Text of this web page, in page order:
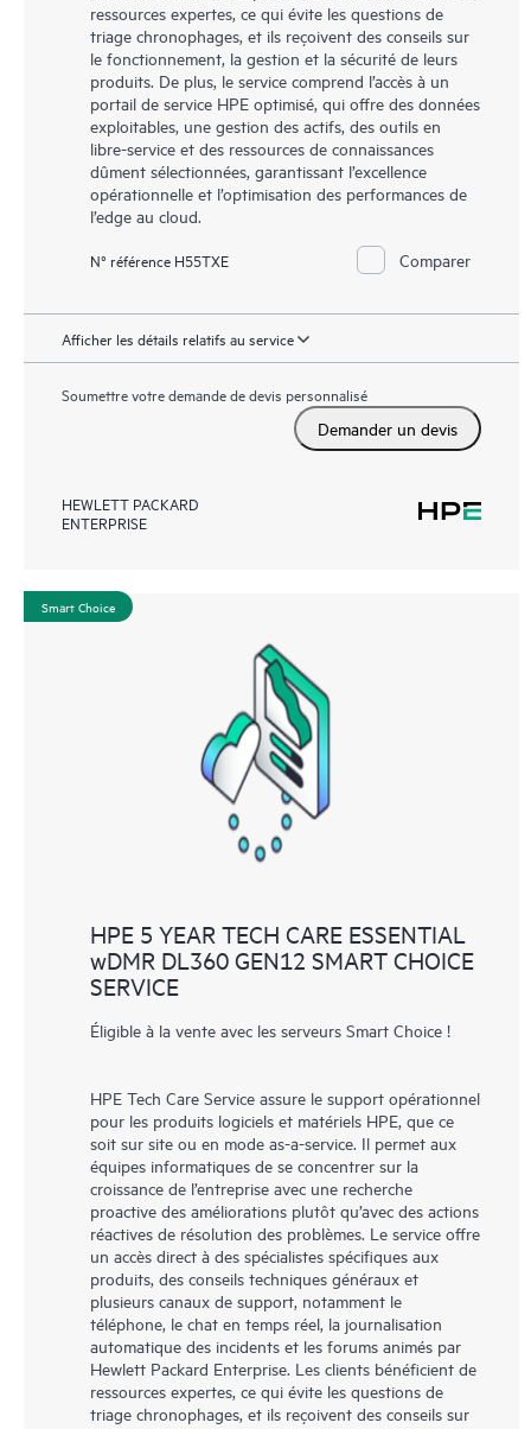
ressources expertes, ce qui évite les questions de
triage chronophages, et ils reçoivent des conseils sur
le fonctionnement, la gestion et la sécurité de leurs
produits. De plus, le service comprend l’accès à un
portail de service HPE optimisé, qui offre des données
exploitables, une gestion des actifs, des outils en
libre-service et des ressources de connaissances
dûment sélectionnées, garantissant l’excellence
opérationnelle et l’optimisation des performances de
l’edge au cloud.
N° référence H55TXE Comparer
Afficher les détails relatifs au service
Soumettre votre demande de devis personnalisé
Demander un devis
HEWLETT PACKARD
ENTERPRISE
Smart Choice
HPE 5 YEAR TECH CARE ESSENTIAL
wDMR DL360 GEN12 SMART CHOICE
SERVICE
Éligible à la vente avec les serveurs Smart Choice !
HPE Tech Care Service assure le support opérationnel
pour les produits logiciels et matériels HPE, que ce
soit sur site ou en mode as-a-service. Il permet aux
équipes informatiques de se concentrer sur la
croissance de l’entreprise avec une recherche
proactive des améliorations plutôt qu’avec des actions
réactives de résolution des problèmes. Le service offre
un accès direct à des spécialistes spécifiques aux
produits, des conseils techniques généraux et
plusieurs canaux de support, notamment le
téléphone, le chat en temps réel, la journalisation
automatique des incidents et les forums animés par
Hewlett Packard Enterprise. Les clients bénéficient de
ressources expertes, ce qui évite les questions de
triage chronophages, et ils reçoivent des conseils sur